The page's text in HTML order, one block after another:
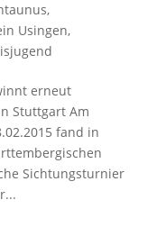
,
Usingen,
erneut
Stuttgart Am
fand in
Sichtungsturnier